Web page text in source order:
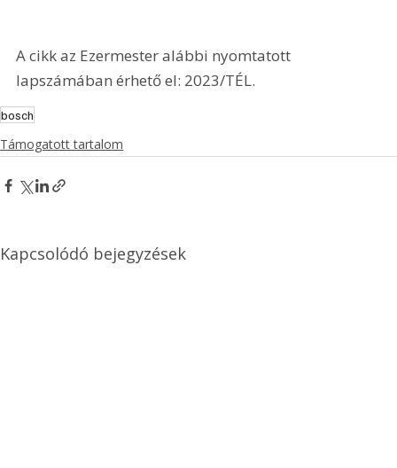
A cikk az Ezermester alábbi nyomtatott
lapszámában érhető el: 2023/TÉL.
bosch
Támogatott tartalom
Kapcsolódó bejegyzések